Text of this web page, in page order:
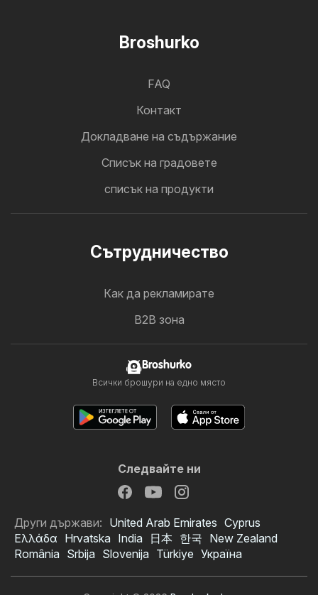
Broshurko
FAQ
Контакт
Докладване на съдържание
Cписък на градовете
списък на продукти
Cътрудничество
Как да рекламирате
B2B зона
Broshurko
Всички брошури на едно място
Следвайте ни
Други държави: United Arab Emirates Cyprus
Ελλάδα Hrvatska India 日本 한국 New Zealand
România Srbija Slovenija Türkiye Україна